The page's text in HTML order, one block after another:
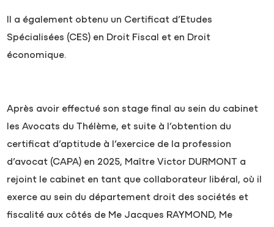
Il a également obtenu un Certificat d’Etudes
Spécialisées (CES) en Droit Fiscal et en Droit
économique.
Après avoir effectué son stage final au sein du cabinet
les Avocats du Thélème, et suite à l’obtention du
certificat d’aptitude à l’exercice de la profession
d’avocat (CAPA) en 2025, Maître Victor DURMONT a
rejoint le cabinet en tant que collaborateur libéral, où il
exerce au sein du département droit des sociétés et
fiscalité aux côtés de Me Jacques RAYMOND, Me